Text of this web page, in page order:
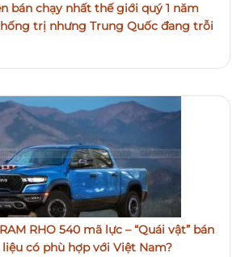
bán chạy nhất thế giới quý 1 năm
trị nhưng Trung Quốc đang trỗi
RHO 540 mã lực – “Quái vật” bán
có phù hợp với Việt Nam?